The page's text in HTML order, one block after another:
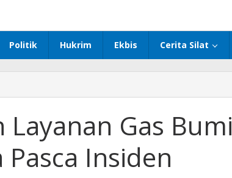
Politik Hukrim Ekbis Cerita Silat
Layanan Gas Bumi
Insiden